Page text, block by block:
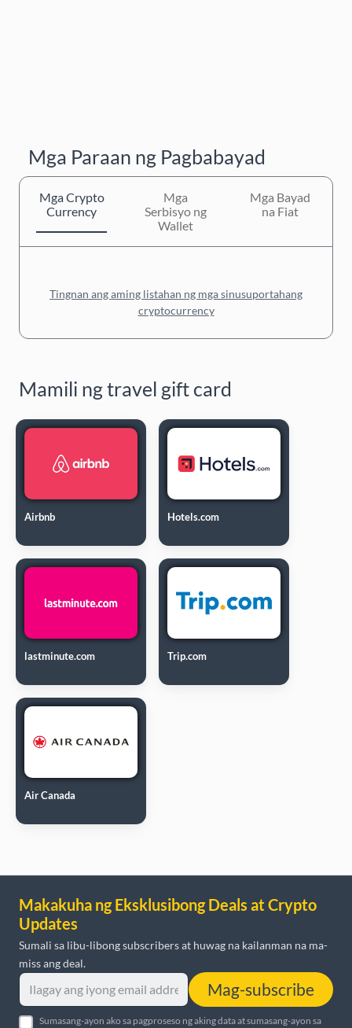
Mga Paraan ng Pagbabayad
Mga Crypto
Currency
Mga
Serbisyo ng
Wallet
Mga Bayad
na Fiat
Tingnan ang aming listahan ng mga sinusuportahang
cryptocurrency
Mamili ng travel gift card
Airbnb Hotels.com
lastminute.com Trip.com
Air Canada
Makakuha ng Eksklusibong Deals at Crypto
Updates
Sumali sa libu-libong subscribers at huwag na kailanman na ma-
miss ang deal.
Mag-subscribe
Sumasang-ayon ako sa pagproseso ng aking data at sumasang-ayon sa